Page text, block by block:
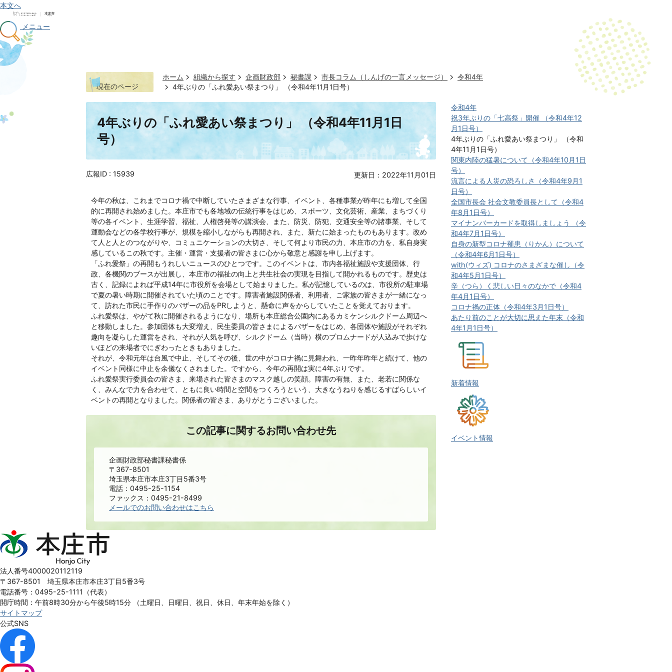
本文へ
メニュー
現在のページ
ホーム 組織から探す 企画財政部 秘書課 市長コラム（しんげの一言メッセージ）
令和4年
4年ぶりの「ふれ愛あい祭まつり」 （令和4年11月1日号）
4年ぶりの「ふれ愛あい祭まつり」 （令和4年11月1日
号）
更新日：2022年11月01日
広報ID : 15939
今年の秋は、これまでコロナ禍で中断していたさまざまな行事、イベント、各種事業が昨年にも増して全国
的に再開され始めました。本庄市でも各地域の伝統行事をはじめ、スポーツ、文化芸術、産業、まちづくり
等の各イベント、生涯学習、福祉、人権啓発等の講演会、また、防災、防犯、交通安全等の諸事業、そして
運動会などの各学校行事が、規模を縮小しながらも再開され、また、新たに始まったものもあります。改め
て人と人とのつながりや、コミュニケーションの大切さ、そして何より市民の力、本庄市の力を、私自身実
感しているこの秋です。主催・運営・支援者の皆さまに心から敬意と感謝を申し上げます。
「ふれ愛祭」の再開もうれしいニュースのひとつです。このイベントは、市内各福祉施設や支援団体、行
政、各機関のブースが出展し、本庄市の福祉の向上と共生社会の実現を目指して開かれるものです。歴史は
古く、記録によれば平成14年に市役所を会場として始まりました。私が記憶しているのは、市役所の駐車場
で夏の暑い時期に開催されていた頃のことです。障害者施設関係者、利用者、ご家族の皆さまが一緒になっ
て、訪れた市民に手作りのバザーの品をPRしようと、懸命に声をからしていたことを覚えております。
ふれ愛祭は、やがて秋に開催されるようになり、場所も本庄総合公園内にあるカミケンシルクドーム周辺へ
と移動しました。参加団体も大変増え、民生委員の皆さまによるバザーをはじめ、各団体や施設がそれぞれ
趣向を凝らした運営をされ、それが人気を呼び、シルクドーム（当時）横のプロムナードが人込みで歩けな
いほどの来場者でにぎわったときもありました。
それが、令和元年は台風で中止、そしてその後、世の中がコロナ禍に見舞われ、一昨年昨年と続けて、他の
イベント同様に中止を余儀なくされました。ですから、今年の再開は実に4年ぶりです。
ふれ愛祭実行委員会の皆さま、来場された皆さまのマスク越しの笑顔。障害の有無、また、老若に関係な
く、みんなで力を合わせて、ともに良い時間と空間をつくろうという、大きなうねりを感じるすばらしいイ
ベントの再開となりました。関係者の皆さま、ありがとうございました。
この記事に関するお問い合わせ先
企画財政部秘書課秘書係
〒367-8501
埼玉県本庄市本庄3丁目5番3号
電話：0495-25-1154
ファックス：0495-21-8499
メールでのお問い合わせはこちら
令和4年
祝3年ぶりの「七高祭」開催 （令和4年12
月1日号）
4年ぶりの「ふれ愛あい祭まつり」 （令和
4年11月1日号）
関東内陸の猛暑について（令和4年10月1日
号）
流言による人災の恐ろしさ（令和4年9月1
日号）
全国市長会 社会文教委員長として（令和4
年8月1日号）
マイナンバーカードを取得しましょう （令
和4年7月1日号）
自身の新型コロナ罹患（りかん）について
（令和4年6月1日号）
with(ウィズ) コロナのさまざまな催し（令
和4年5月1日号）
辛（つら）く悲しい日々のなかで（令和4
年4月1日号）
コロナ禍の正体（令和4年3月1日号）
あたり前のことが大切に思えた年末（令和
4年1月1日号）
新着情報
イベント情報
本
庄
Honjo
City
法人番号4000020112119
〒367-8501 埼玉県本庄市本庄3丁目5番3号
電話番号：0495-25-1111（代表）
開庁時間：午前8時30分から午後5時15分
（土曜日、日曜日、祝日、休日、年末年始を除く）
サイトマップ
公式SNS